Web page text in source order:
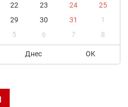
22 23 24
25
29 30 31
1
5 6 7 8
Днес OK